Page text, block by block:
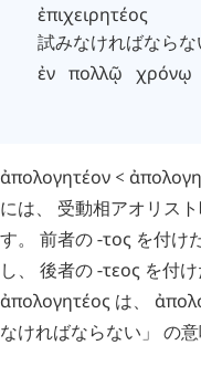
ἐπιχειρητέος
試みなければならな
ἐν πολλῷ χρόνῳ
ἀπολογητέον <
には、 受動相アオリス
す。 前者の -τος を付け
し、 後者の -τεος を付
ἀπολογητέος は、
なければならない」 の意